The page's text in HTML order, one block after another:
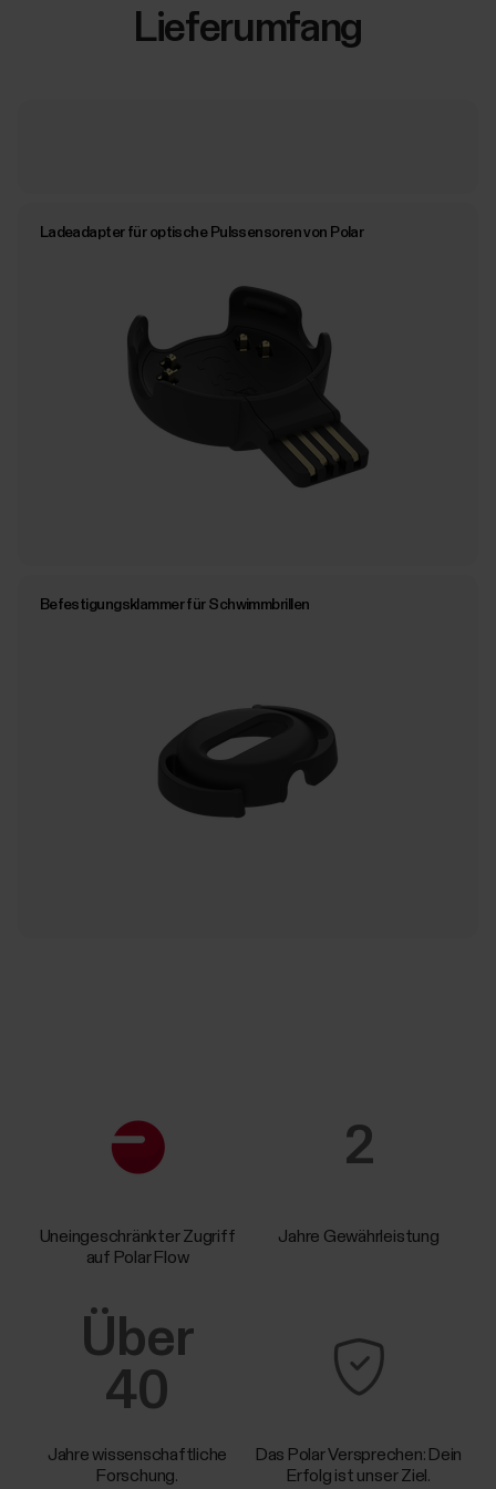
Lieferumfang
Ladeadapter für optische Pulssensoren von Polar
Befestigungsklammer für Schwimmbrillen
Uneingeschränkter Zugriff
auf Polar Flow
2
Jahre Gewährleistung
Über
40
Jahre wissenschaftliche
Forschung.
Das Polar Versprechen: Dein
Erfolg ist unser Ziel.